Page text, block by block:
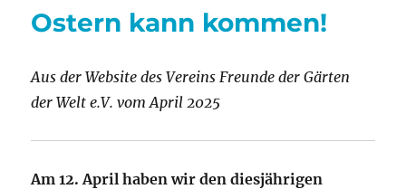
–
für
alle
Biesdorf
Ostern kann kommen!
Aus der Website des Vereins Freunde der Gärten
der Welt e.V. vom April 2025
Am 12. April haben wir den diesjährigen